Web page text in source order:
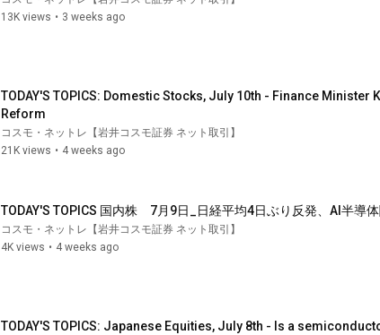
13K views • 3 weeks ago
TODAY'S TOPICS: Domestic Stocks, July 10th - Finance Minister
Reform
コスモ・ネットレ【岩井コスモ証券 ネット取引】
21K views • 4 weeks ago
TODAY'S TOPICS 国内株　7月9日_日経平均4日ぶり反発、AI半導
コスモ・ネットレ【岩井コスモ証券 ネット取引】
4K views • 4 weeks ago
TODAY'S TOPICS: Japanese Equities, July 8th - Is a